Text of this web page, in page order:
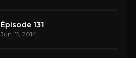
Épisode 131
Jun. 11, 2014